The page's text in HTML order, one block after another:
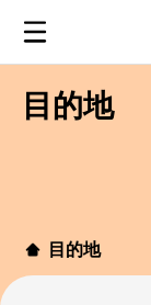
目的地
目的地